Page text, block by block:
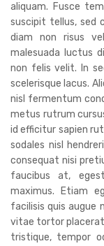
aliquam. Fusce
suscipit tellus, sed
diam non risus
malesuada luctus
non felis velit. In
scelerisque lacus.
nisl fermentum
metus rutrum
id efficitur sapien
sodales nisl
consequat nisi
faucibus at,
maximus. Etiam
facilisis quis augue
vitae tortor
tristique, tempor